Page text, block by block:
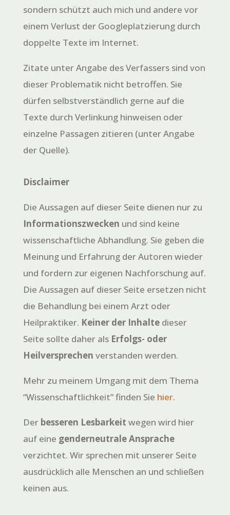
sondern schützt auch mich und andere vor
einem Verlust der Googleplatzierung durch
doppelte Texte im Internet.
Zitate unter Angabe des Verfassers sind von
dieser Problematik nicht betroffen. Sie
dürfen selbstverständlich gerne auf die
Texte durch Verlinkung hinweisen oder
einzelne Passagen zitieren (unter Angabe
der Quelle).
Disclaimer
Die Aussagen auf dieser Seite dienen nur zu
Informationszwecken und sind keine
wissenschaftliche Abhandlung. Sie geben die
Meinung und Erfahrung der Autoren wieder
und fordern zur eigenen Nachforschung auf.
Die Aussagen auf dieser Seite ersetzen nicht
die Behandlung bei einem Arzt oder
Heilpraktiker. Keiner der Inhaltedieser
Seite sollte daher als Erfolgs- oder
Heilversprechen verstanden werden.
Mehr zu meinem Umgang mit dem Thema
“Wissenschaftlichkeit” finden Sie hier.
Der besseren Lesbarkeit wegen wird hier
auf eine genderneutrale Ansprache
verzichtet. Wir sprechen mit unserer Seite
ausdrücklich alle Menschen an und schließen
keinen aus.